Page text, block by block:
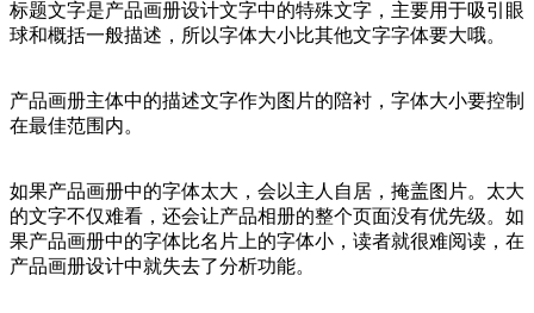
标题文字是产品画册设计文字中的特殊文字，主要用于吸引眼
球和概括一般描述，所以字体大小比其他文字字体要大哦。
产品画册主体中的描述文字作为图片的陪衬，字体大小要控制
在最佳范围内。
如果产品画册中的字体太大，会以主人自居，掩盖图片。太大
的文字不仅难看，还会让产品相册的整个页面没有优先级。如
果产品画册中的字体比名片上的字体小，读者就很难阅读，在
产品画册设计中就失去了分析功能。